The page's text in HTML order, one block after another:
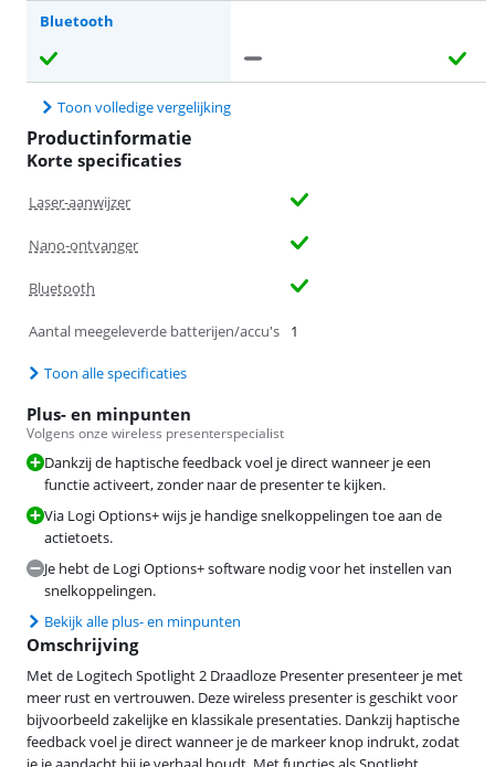
Bluetooth
Toon volledige vergelijking
Productinformatie
Korte specificaties
Laser-aanwijzer
Nano-ontvanger
Bluetooth
Aantal meegeleverde batterijen/accu's 1
Toon alle specificaties
Plus- en minpunten
Volgens onze wireless presenterspecialist
Dankzij de haptische feedback voel je direct wanneer je een
functie activeert, zonder naar de presenter te kijken.
Via Logi Options+ wijs je handige snelkoppelingen toe aan de
actietoets.
Je hebt de Logi Options+ software nodig voor het instellen van
snelkoppelingen.
Bekijk alle plus- en minpunten
Omschrijving
Met de Logitech Spotlight 2 Draadloze Presenter presenteer je met
meer rust en vertrouwen. Deze wireless presenter is geschikt voor
bijvoorbeeld zakelijke en klassikale presentaties. Dankzij haptische
feedback voel je direct wanneer je de markeer knop indrukt, zodat